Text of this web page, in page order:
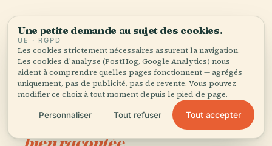
VOTRE CURATEUR PERSONNEL
Torino Palasport Olimpico
tout entière,
Une petite demande au sujet des cookies.
UE · RGPD
Les cookies strictement nécessaires assurent la navigation.
Les cookies d'analyse (PostHog, Google Analytics) nous
aident à comprendre quelles pages fonctionnent — agrégés
uniquement, pas de publicité, pas de revente. Vous pouvez
modifier ce choix à tout moment depuis le pied de page.
Personnaliser Tout refuser Tout accepter